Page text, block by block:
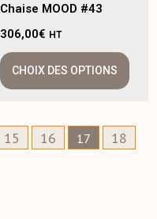
Chaise MOOD #43
306,00€ HT
CHOIX DES OPTIONS
15 16 17
18